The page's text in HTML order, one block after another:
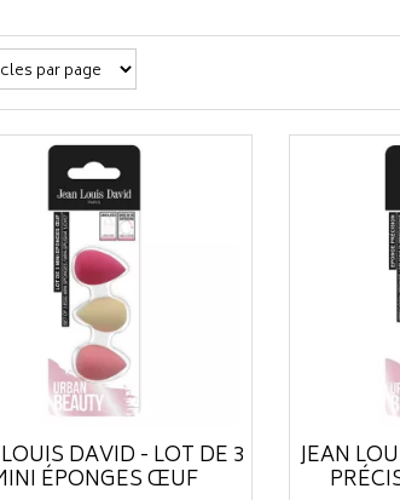
DAVID - LOT DE 3
ÉPONGES ŒUF
JEAN